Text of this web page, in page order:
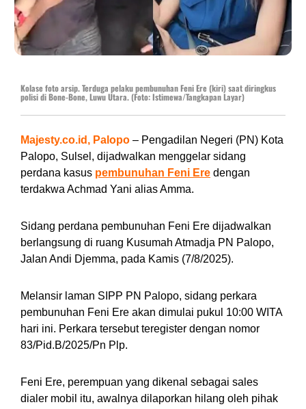
Kolase foto arsip. Terduga pelaku pembunuhan Feni Ere (kiri) saat diringkus
polisi di Bone-Bone, Luwu Utara. (Foto: Istimewa/Tangkapan Layar)
Majesty.co.id, Palopo – Pengadilan Negeri (PN) Kota
Palopo, Sulsel, dijadwalkan menggelar sidang
perdana kasus pembunuhan Feni Ere dengan
terdakwa Achmad Yani alias Amma.
Sidang perdana pembunuhan Feni Ere dijadwalkan
berlangsung di ruang Kusumah Atmadja PN Palopo,
Jalan Andi Djemma, pada Kamis (7/8/2025).
Melansir laman SIPP PN Palopo, sidang perkara
pembunuhan Feni Ere akan dimulai pukul 10:00 WITA
hari ini. Perkara tersebut teregister dengan nomor
83/Pid.B/2025/Pn Plp.
Feni Ere, perempuan yang dikenal sebagai sales
dialer mobil itu, awalnya dilaporkan hilang oleh pihak